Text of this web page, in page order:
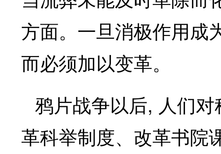
方面。一旦消极作用成
而必须加以变革。
鸦片战争以后, 人们
革科举制度、改革书院